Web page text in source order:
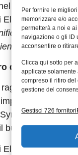
Per fornire le
memorizzare e/o
permetterà a noi e
navigazione o gli ID
acconsentire o
Clicca qui sotto per
applicate solamente
compreso il ritiro
gestione del
Gestisci 726 fornitori
crescente
la
e DPI”.
della continuità
un
di 145
business del